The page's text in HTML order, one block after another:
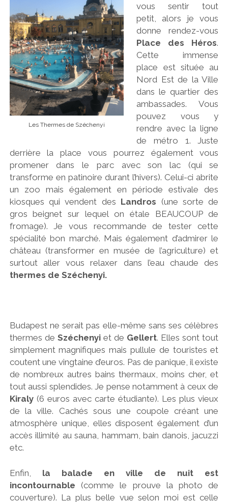
Les Thermes de Széchenyi
vous sentir tout
petit, alors je vous
donne rendez-vous
Place des Héros.
Cette immense
place est située au
Nord Est de la Ville
dans le quartier des
ambassades. Vous
pouvez vous y
rendre avec la ligne
de métro 1. Juste
derrière la place vous pourrez également vous
promener dans le parc avec son lac (qui se
transforme en patinoire durant l’hivers). Celui-ci abrite
un zoo mais également en période estivale des
kiosques qui vendent des Landros (une sorte de
gros beignet sur lequel on étale BEAUCOUP de
fromage). Je vous recommande de tester cette
spécialité bon marché. Mais également d’admirer le
château (transformer en musée de l’agriculture) et
surtout aller vous relaxer dans l’eau chaude des
thermes de Széchenyi.
Budapest ne serait pas elle-même sans ses célèbres
thermes de Széchenyiet de Gellert. Elles sont tout
simplement magnifiques mais pullule de touristes et
coutent une vingtaine d’euros. Pas de panique, il existe
de nombreux autres bains thermaux, moins cher, et
tout aussi splendides. Je pense notamment à ceux de
Kiraly(6 euros avec carte étudiante). Les plus vieux
de la ville. Cachés sous une coupole créant une
atmosphère unique, elles disposent également d’un
accès illimité au sauna, hammam, bain danois, jacuzzi
etc.
Enfin, la balade en ville de nuit est
incontournable (comme le prouve la photo de
couverture). La plus belle vue selon moi est celle